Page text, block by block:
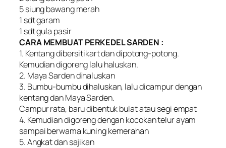
5 siung bawang merah
1 sdt garam
1 sdt gula pasir
CARA MEMBUAT PERKEDEL SARDEN :
1. Kentang dibersitikart dan dipotong-potong.
Kemudian digoreng lalu haluskan.
2. Maya Sarden dihaluskan
3. Bumbu-bumbu dihaluskan, lalu dicampur dengan
kentang dan Maya Sarden.
Campur rata, baru dibentuk bulat atau segi empat
4. Kemudian digoreng dengan kocokan telur ayam
sampai berwama kuning kemerahan
5. Angkat dan sajikan